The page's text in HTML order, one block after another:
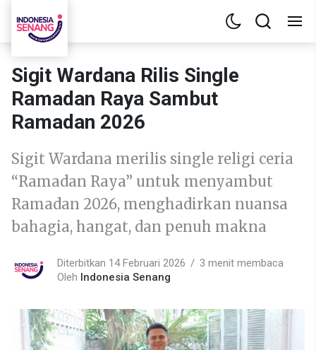
Sigit Wardana Rilis Single
Ramadan Raya Sambut
Ramadan 2026
Sigit Wardana merilis single religi ceria
“Ramadan Raya” untuk menyambut
Ramadan 2026, menghadirkan nuansa
bahagia, hangat, dan penuh makna
Diterbitkan 14 Februari 2026
3 menit membaca
Oleh Indonesia Senang